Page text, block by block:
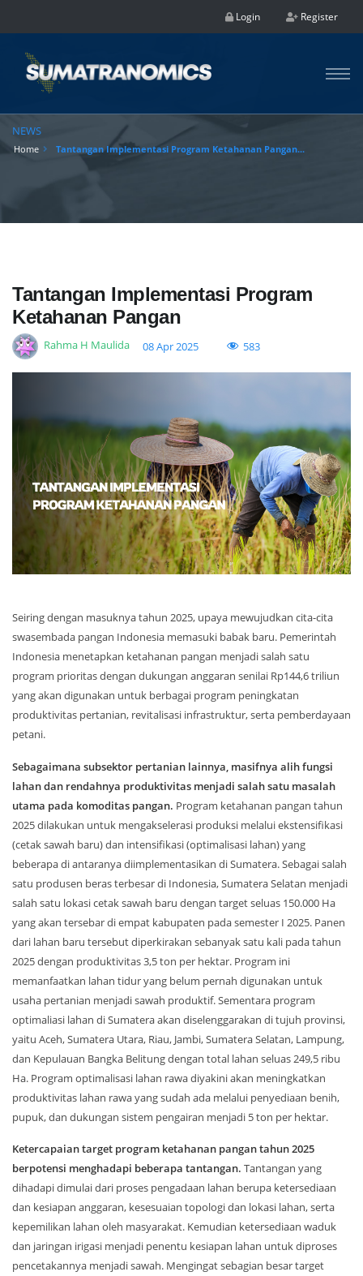
Login Register
NEWS
Home Tantangan Implementasi Program Ketahanan Pangan...
Tantangan Implementasi Program
Ketahanan Pangan
Rahma H Maulida 08 Apr 2025 583
Seiring dengan masuknya tahun 2025, upaya mewujudkan cita-cita
swasembada pangan Indonesia memasuki babak baru. Pemerintah
Indonesia menetapkan ketahanan pangan menjadi salah satu
program prioritas dengan dukungan anggaran senilai Rp144,6 triliun
yang akan digunakan untuk berbagai program peningkatan
produktivitas pertanian, revitalisasi infrastruktur, serta pemberdayaan
petani.
Sebagaimana subsektor pertanian lainnya, masifnya alih fungsi
lahan dan rendahnya produktivitas menjadi salah satu masalah
utama pada komoditas pangan. Program ketahanan pangan tahun
2025 dilakukan untuk mengakselerasi produksi melalui ekstensifikasi
(cetak sawah baru) dan intensifikasi (optimalisasi lahan) yang
beberapa di antaranya diimplementasikan di Sumatera. Sebagai salah
satu produsen beras terbesar di Indonesia, Sumatera Selatan menjadi
salah satu lokasi cetak sawah baru dengan target seluas 150.000 Ha
yang akan tersebar di empat kabupaten pada semester I 2025. Panen
dari lahan baru tersebut diperkirakan sebanyak satu kali pada tahun
2025 dengan produktivitas 3,5 ton per hektar. Program ini
memanfaatkan lahan tidur yang belum pernah digunakan untuk
usaha pertanian menjadi sawah produktif. Sementara program
optimaliasi lahan di Sumatera akan diselenggarakan di tujuh provinsi,
yaitu Aceh, Sumatera Utara, Riau, Jambi, Sumatera Selatan, Lampung,
dan Kepulauan Bangka Belitung dengan total lahan seluas 249,5 ribu
Ha. Program optimalisasi lahan rawa diyakini akan meningkatkan
produktivitas lahan rawa yang sudah ada melalui penyediaan benih,
pupuk, dan dukungan sistem pengairan menjadi 5 ton per hektar.
Ketercapaian target program ketahanan pangan tahun 2025
berpotensi menghadapi beberapa tantangan. Tantangan yang
dihadapi dimulai dari proses pengadaan lahan berupa ketersediaan
dan kesiapan anggaran, kesesuaian topologi dan lokasi lahan, serta
kepemilikan lahan oleh masyarakat. Kemudian ketersediaan waduk
dan jaringan irigasi menjadi penentu kesiapan lahan untuk diproses
pencetakannya menjadi sawah. Mengingat sebagian besar target